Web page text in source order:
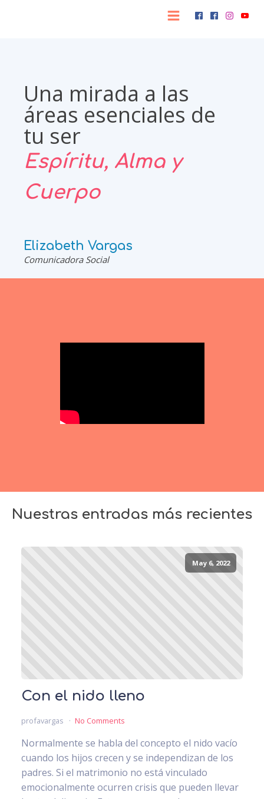
Una mirada a las
áreas esenciales de
tu ser
Espíritu, Alma y
Cuerpo
Elizabeth Vargas
Comunicadora Social
Nuestras entradas más recientes
May 6, 2022
Con el nido lleno
profavargas No Comments
Normalmente se habla del concepto el nido vacío
cuando los hijos crecen y se independizan de los
padres. Si el matrimonio no está vinculado
emocionalmente ocurren crisis que pueden llevar